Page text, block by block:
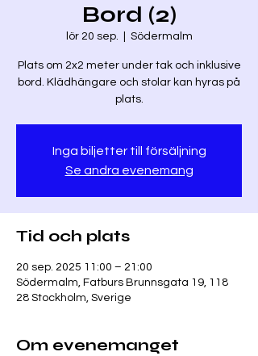
Bord (2)
lör 20 sep. Södermalm
Plats om 2x2 meter under tak och inklusive
bord. Klädhängare och stolar kan hyras på
plats.
Inga biljetter till försäljning
Se andra evenemang
Tid och plats
20 sep. 2025 11:00 – 21:00
Södermalm, Fatburs Brunnsgata 19, 118
28 Stockholm, Sverige
Om evenemanget